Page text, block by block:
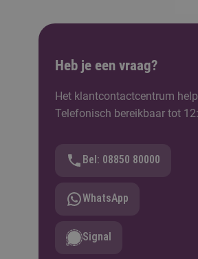
Heb je een vraag?
Het klantcontactcentrum
Telefonisch bereikbaar tot
Bel: 08850 80000
WhatsApp
Signal